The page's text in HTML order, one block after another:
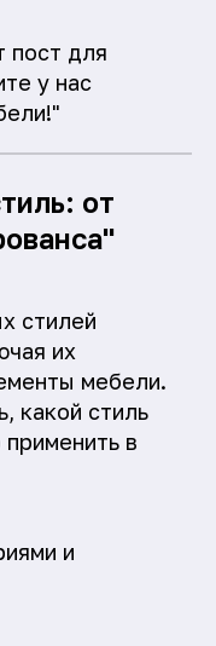
пост для
у нас
от
стилей
их
мебели.
какой стиль
в
и